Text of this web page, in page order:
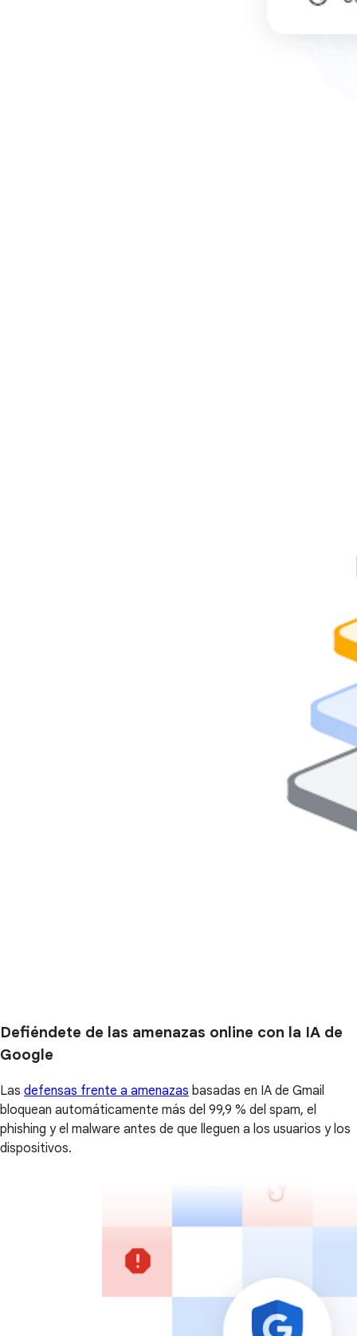
Defiéndete de las amenazas online con la IA de
Google
Las defensas frente a amenazas basadas en IA de Gmail
bloquean automáticamente más del 99,9 % del spam, el
phishing y el malware antes de que lleguen a los usuarios y los
dispositivos.